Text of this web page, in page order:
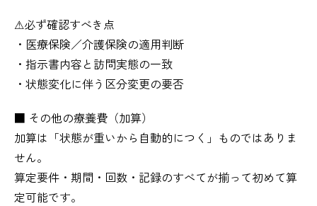
⚠︎必ず確認すべき点
・医療保険／介護保険の適用判断
・指示書内容と訪問実態の一致
・状態変化に伴う区分変更の要否
■ その他の療養費（加算）
加算は「状態が重いから自動的につく」ものではありま
せん。
算定要件・期間・回数・記録のすべてが揃って初めて算
定可能です。